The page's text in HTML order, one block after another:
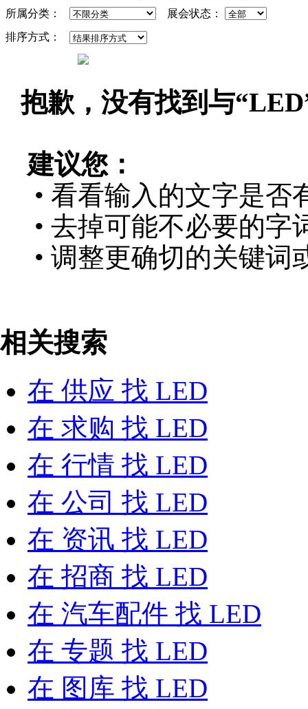
所属分类：
展会状态：
排序方式：
抱歉，没有找到与“LED
建议您：
• 看看输入的文字是否
• 去掉可能不必要的字
• 调整更确切的关键词
相关搜索
在 供应 找 LED
在 求购 找 LED
在 行情 找 LED
在 公司 找 LED
在 资讯 找 LED
在 招商 找 LED
在 汽车配件 找 LED
在 专题 找 LED
在 图库 找 LED